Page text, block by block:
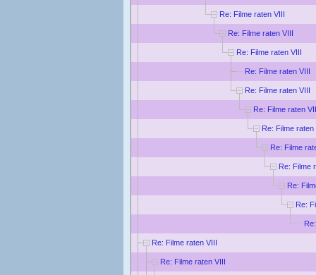
Re: Filme raten VIII
Re: Filme raten VIII
Re: Filme raten VIII
Re: Filme raten VIII
Re: Filme raten VIII
Re: Filme raten
Re: Filme raten
Re: Filme
Re: Filme
Re:
Re:
Re: Filme raten VIII
Re: Filme raten VIII